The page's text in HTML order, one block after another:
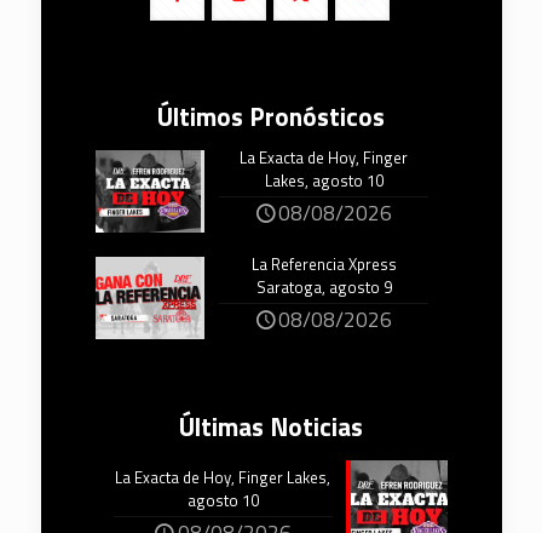
Últimos Pronósticos
La Exacta de Hoy, Finger
Lakes, agosto 10
08/08/2026
La Referencia Xpress
Saratoga, agosto 9
08/08/2026
Últimas Noticias
La Exacta de Hoy, Finger Lakes,
agosto 10